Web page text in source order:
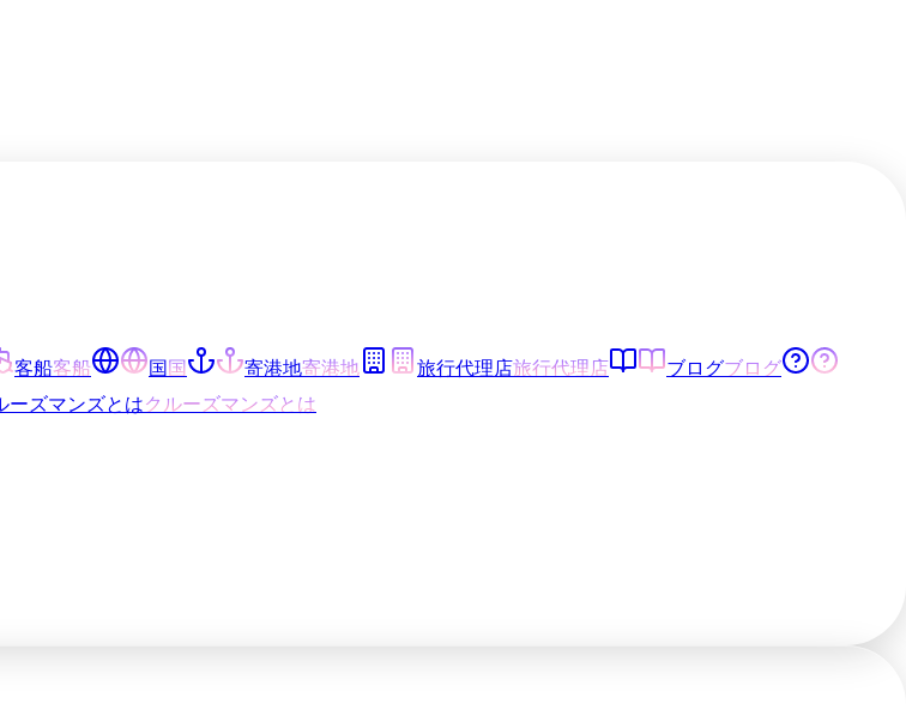
客船客船 国国 寄港地寄港地 旅行代理店旅行代理店 ブログブログ
ーズマンズとはクルーズマンズとは